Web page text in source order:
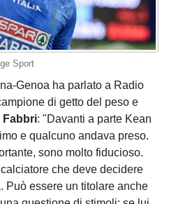
Sport
Genoa ha parlato a Radio
di getto del peso e
Fabbri: "Davanti a parte Kean
e qualcuno andava preso.
sono molto fiducioso.
che deve decidere
Può essere un titolare anche